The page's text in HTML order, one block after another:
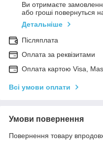
Ви отримаєте
або гроші повернуться
Детальніше
Післяплата
Оплата за реквізитами
Оплата картою Visa,
Всі умови оплати
Умови повернення
Повернення товару